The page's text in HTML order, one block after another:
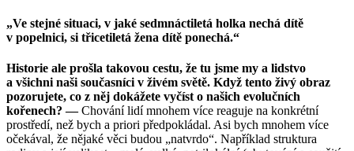
„Ve stejné situaci, v jaké sedmnáctiletá holka nechá dítě
v popelnici, si třicetiletá žena dítě ponechá.“
Historie ale prošla takovou cestu, že tu jsme my a lidstvo
a všichni naši současníci v živém světě. Když tento živý obraz
pozorujete, co z něj dokážete vyčíst o našich evolučních
kořenech? —Chování lidí mnohem více reaguje na konkrétní
prostředí, než bych a priori předpokládal. Asi bych mnohem více
očekával, že nějaké věci budou „natvrdo“. Například struktura